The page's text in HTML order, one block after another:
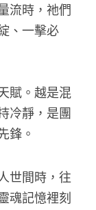
流時，祂們
、一擊必
賦。越是混
冷靜，是團
鋒。
世間時，往
魂記憶裡刻